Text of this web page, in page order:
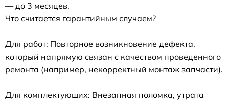
— до 3 месяцев.
Что считается гарантийным случаем?
Для работ: Повторное возникновение дефекта,
который напрямую связан с качеством проведенного
ремонта (например, некорректный монтаж запчасти).
Для комплектующих: Внезапная поломка, утрата